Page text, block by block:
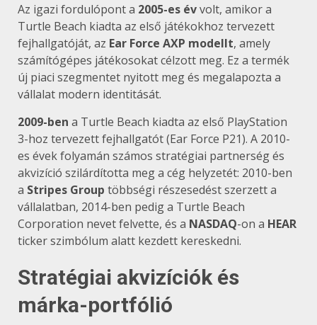
Az igazi fordulópont a 2005-es évvolt, amikor a
Turtle Beach kiadta az első játékokhoz tervezett
fejhallgatóját, az Ear Force AXP modellt, amely
számítógépes játékosokat célzott meg. Ez a termék
új piaci szegmentet nyitott meg és megalapozta a
vállalat modern identitását.
2009-ben a Turtle Beach kiadta az első PlayStation
3-hoz tervezett fejhallgatót (Ear Force P21). A 2010-
es évek folyamán számos stratégiai partnerség és
akvizíció szilárdította meg a cég helyzetét: 2010-ben
a Stripes Group többségi részesedést szerzett a
vállalatban, 2014-ben pedig a Turtle Beach
Corporation nevet felvette, és a NASDAQ-on a HEAR
ticker szimbólum alatt kezdett kereskedni.
Stratégiai akvizíciók és
márka-portfólió